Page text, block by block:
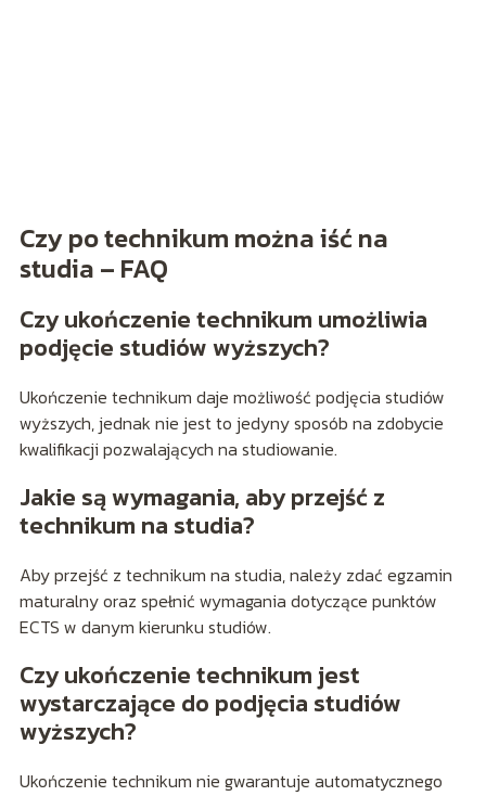
Czy po technikum można iść na
studia – FAQ
Czy ukończenie technikum umożliwia
podjęcie studiów wyższych?
Ukończenie technikum daje możliwość podjęcia studiów
wyższych, jednak nie jest to jedyny sposób na zdobycie
kwalifikacji pozwalających na studiowanie.
Jakie są wymagania, aby przejść z
technikum na studia?
Aby przejść z technikum na studia, należy zdać egzamin
maturalny oraz spełnić wymagania dotyczące punktów
ECTS w danym kierunku studiów.
Czy ukończenie technikum jest
wystarczające do podjęcia studiów
wyższych?
Ukończenie technikum nie gwarantuje automatycznego